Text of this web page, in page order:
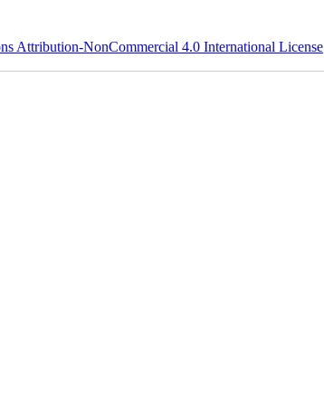
Attribution-NonCommercial 4.0 International License